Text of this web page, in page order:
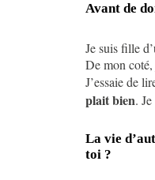
Avant de
Je suis fille
De mon
J’essaie de
plait bien.
La vie
toi ?